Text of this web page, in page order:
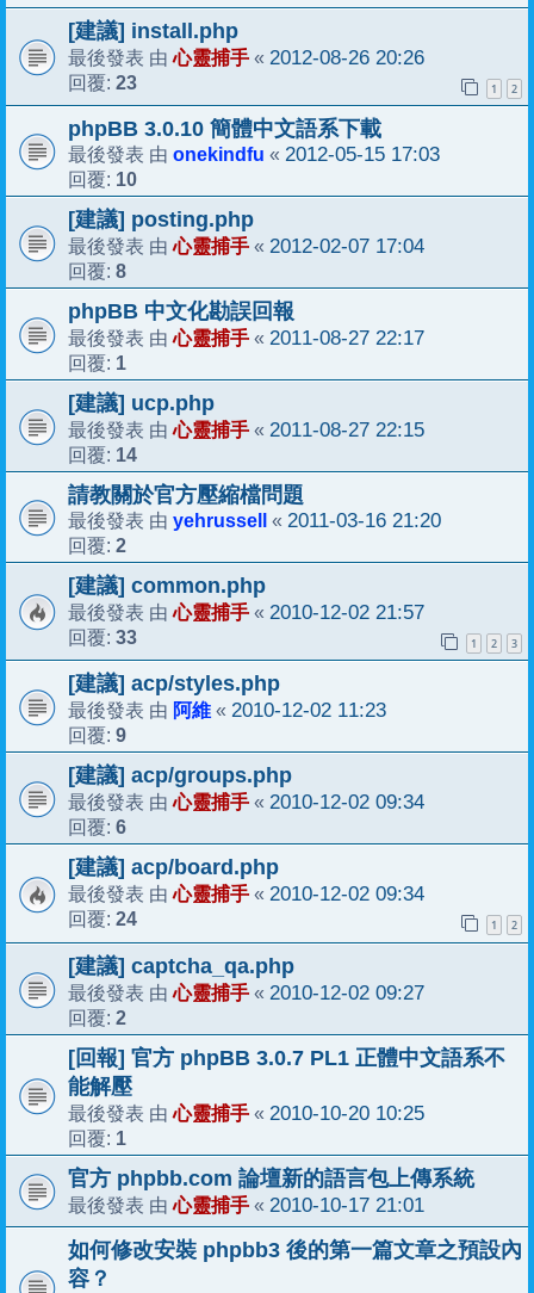
[建議] install.php
最後發表 由心靈捕手 « 2012-08-26 20:26
回覆: 23 1 2
phpBB 3.0.10 簡體中文語系下載
最後發表 由 onekindfu « 2012-05-15 17:03
回覆: 10
[建議] posting.php
最後發表 由心靈捕手 « 2012-02-07 17:04
回覆: 8
phpBB 中文化勘誤回報
最後發表 由心靈捕手 « 2011-08-27 22:17
回覆: 1
[建議] ucp.php
最後發表 由心靈捕手 « 2011-08-27 22:15
回覆: 14
請教關於官方壓縮檔問題
最後發表 由 yehrussell « 2011-03-16 21:20
回覆: 2
[建議] common.php
最後發表 由心靈捕手 « 2010-12-02 21:57
回覆: 33 1 2 3
[建議] acp/styles.php
最後發表 由 阿維 « 2010-12-02 11:23
回覆: 9
[建議] acp/groups.php
最後發表 由心靈捕手 « 2010-12-02 09:34
回覆: 6
[建議] acp/board.php
最後發表 由心靈捕手 « 2010-12-02 09:34
回覆: 24 1 2
[建議] captcha_qa.php
最後發表 由心靈捕手 « 2010-12-02 09:27
回覆: 2
[回報] 官方 phpBB 3.0.7 PL1 正體中文語系不
能解壓
最後發表 由心靈捕手 « 2010-10-20 10:25
回覆: 1
官方 phpbb.com 論壇新的語言包上傳系統
最後發表 由心靈捕手 « 2010-10-17 21:01
如何修改安裝 phpbb3 後的第一篇文章之預設內
容？